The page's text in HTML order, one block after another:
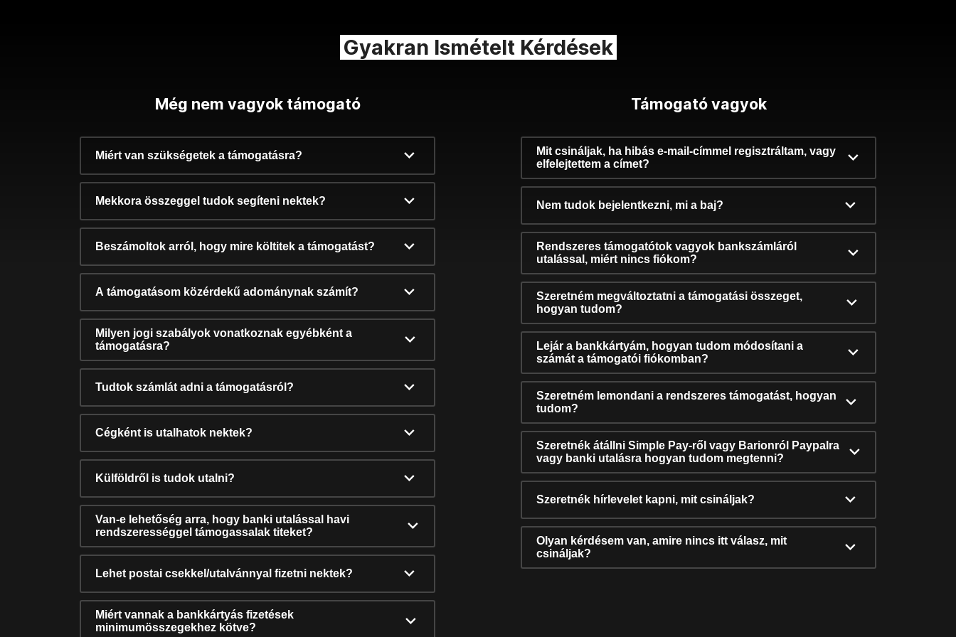
Gyakran Ismételt Kérdések
Még nem vagyok támogató
Miért van szükségetek a támogatásra?
Mekkora összeggel tudok segíteni nektek?
Beszámoltok arról, hogy mire költitek a támogatást?
A támogatásom közérdekű adománynak számít?
Milyen jogi szabályok vonatkoznak egyébként a
támogatásra?
Tudtok számlát adni a támogatásról?
Cégként is utalhatok nektek?
Külföldről is tudok utalni?
Van-e lehetőség arra, hogy banki utalással havi
rendszerességgel támogassalak titeket?
Lehet postai csekkel/utalvánnyal fizetni nektek?
Miért vannak a bankkártyás fizetések
minimumösszegekhez kötve?
Támogató vagyok
Mit csináljak, ha hibás e-mail-címmel regisztráltam, vagy
elfelejtettem a címet?
Nem tudok bejelentkezni, mi a baj?
Rendszeres támogatótok vagyok bankszámláról
utalással, miért nincs fiókom?
Szeretném megváltoztatni a támogatási összeget,
hogyan tudom?
Lejár a bankkártyám, hogyan tudom módosítani a
számát a támogatói fiókomban?
Szeretném lemondani a rendszeres támogatást, hogyan
tudom?
Szeretnék átállni Simple Pay-ről vagy Barionról Paypalra
vagy banki utalásra hogyan tudom megtenni?
Szeretnék hírlevelet kapni, mit csináljak?
Olyan kérdésem van, amire nincs itt válasz, mit
csináljak?